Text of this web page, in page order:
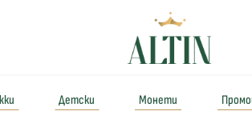
Детски Монети